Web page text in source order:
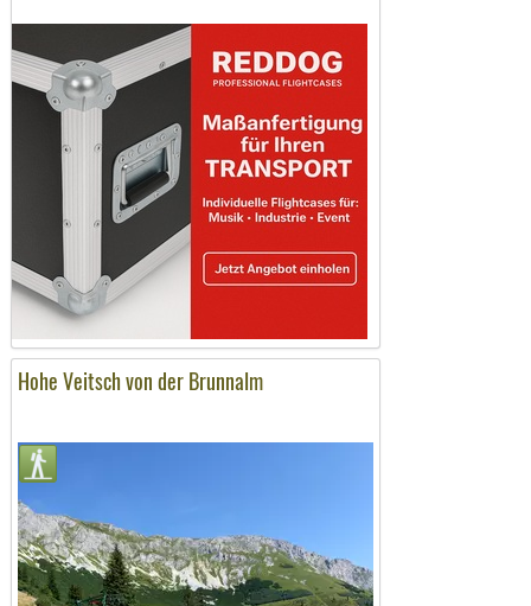
Hohe Veitsch von der Brunnalm